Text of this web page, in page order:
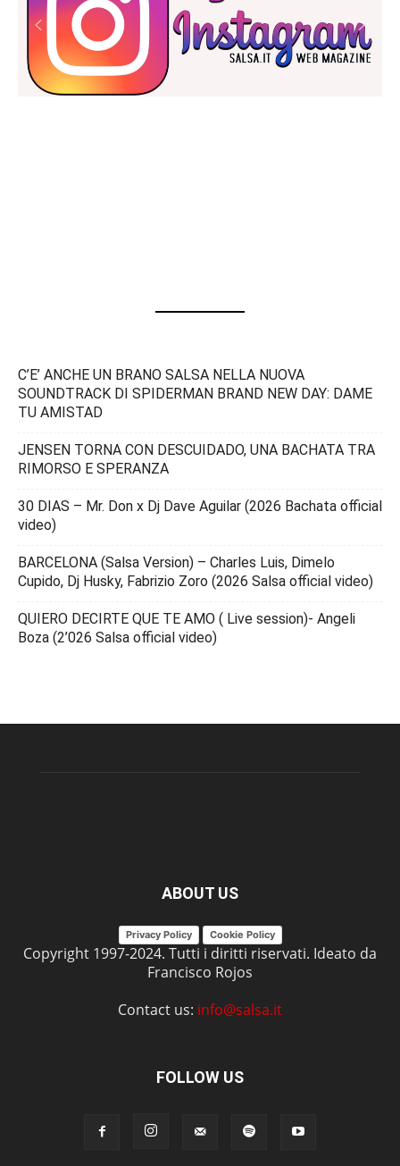
C’E’ ANCHE UN BRANO SALSA NELLA NUOVA
SOUNDTRACK DI SPIDERMAN BRAND NEW DAY: DAME
TU AMISTAD
JENSEN TORNA CON DESCUIDADO, UNA BACHATA TRA
RIMORSO E SPERANZA
30 DIAS – Mr. Don x Dj Dave Aguilar (2026 Bachata official
video)
BARCELONA (Salsa Version) – Charles Luis, Dimelo
Cupido, Dj Husky, Fabrizio Zoro (2026 Salsa official video)
QUIERO DECIRTE QUE TE AMO ( Live session)- Angeli
Boza (2’026 Salsa official video)
ABOUT US
Privacy Policy Cookie Policy
Copyright 1997-2024. Tutti i diritti riservati. Ideato da
Francisco Rojos
Contact us: info@salsa.it
FOLLOW US